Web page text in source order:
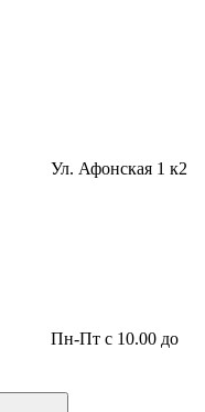
Ул. Афонская 1 к2
Пн-Пт с 10.00 до